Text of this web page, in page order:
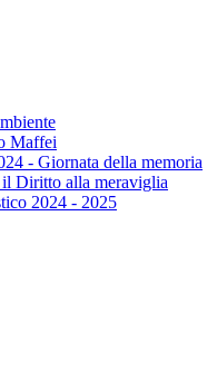
Maffei
- Giornata della memoria
Diritto alla meraviglia
2024 - 2025